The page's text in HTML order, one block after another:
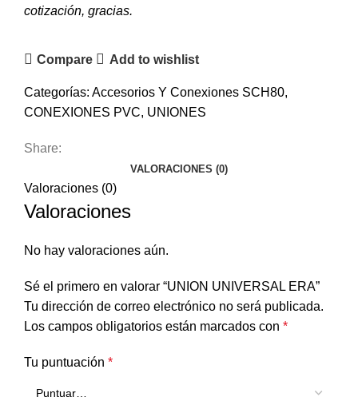
cotización, gracias.
Compare Add to wishlist
Categorías: Accesorios Y Conexiones SCH80,
CONEXIONES PVC, UNIONES
Share:
VALORACIONES (0)
Valoraciones (0)
Valoraciones
No hay valoraciones aún.
Sé el primero en valorar “UNION UNIVERSAL ERA”
Tu dirección de correo electrónico no será publicada.
Los campos obligatorios están marcados con *
Tu puntuación *